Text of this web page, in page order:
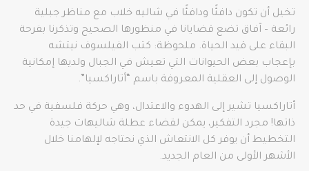
تخيل أن تكون دافئًا ودافئًا في شاليه خلاب مع مناظر جبلية
رائعة – آفاق تضع قضايانا في منظورها الصحيح وتذكرنا بفرحة
البقاء على قيد الحياة. ملحوظة: كتب الفيلسوف نيتشه
بإعجاب بعض الحيوانات التي تعيش في الجبال ولديها إمكانية
الوصول إلى العقلية المعروفة باسم “أتاراكسيا”.
أتاراكسيا تشير إلى الهدوء والاعتدال، وهي حركة فلسفية في حد
ذاتها! مجرد التفكير، يمكن لقضاء عطلة شاليهات جيدة
التخطيط أن يوفر كل الانتعاش الذي نحتاجه لإلهامنا خلال
الأشهر الأولى من العام الجديد.